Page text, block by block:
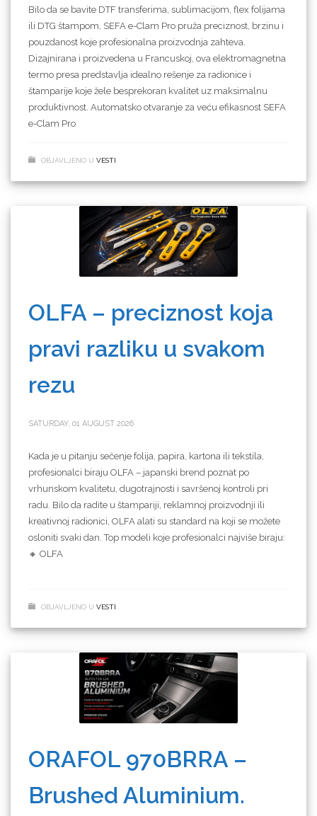
Bilo da se bavite DTF transferima, sublimacijom, flex folijama
ili DTG štampom, SEFA e-Clam Pro pruža preciznost, brzinu i
pouzdanost koje profesionalna proizvodnja zahteva.
Dizajnirana i proizvedena u Francuskoj, ova elektromagnetna
termo presa predstavlja idealno rešenje za radionice i
štamparije koje žele besprekoran kvalitet uz maksimalnu
produktivnost. Automatsko otvaranje za veću efikasnost SEFA
e-Clam Pro
OBJAVLJENO U VESTI
OLFA – preciznost koja
pravi razliku u svakom
rezu
SATURDAY, 01 AUGUST 2026
Kada je u pitanju sečenje folija, papira, kartona ili tekstila,
profesionalci biraju OLFA – japanski brend poznat po
vrhunskom kvalitetu, dugotrajnosti i savršenoj kontroli pri
radu. Bilo da radite u štampariji, reklamnoj proizvodnji ili
kreativnoj radionici, OLFA alati su standard na koji se možete
osloniti svaki dan. Top modeli koje profesionalci najviše biraju:
🔸 OLFA
OBJAVLJENO U VESTI
ORAFOL 970BRRA –
Brushed Aluminium.